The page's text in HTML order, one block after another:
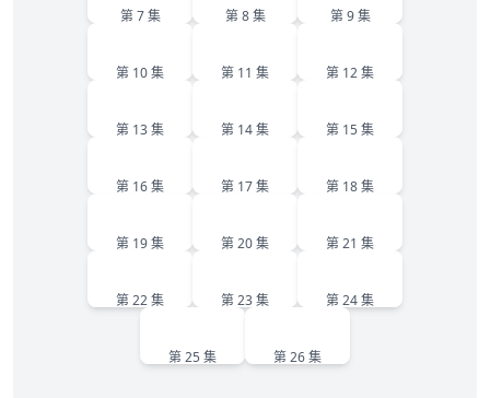
第 7 集 第 8 集 第 9 集
第 10 集 第 11 集 第 12 集
第 13 集 第 14 集 第 15 集
第 16 集 第 17 集 第 18 集
第 19 集 第 20 集 第 21 集
第 22 集 第 23 集 第 24 集
第 25 集 第 26 集